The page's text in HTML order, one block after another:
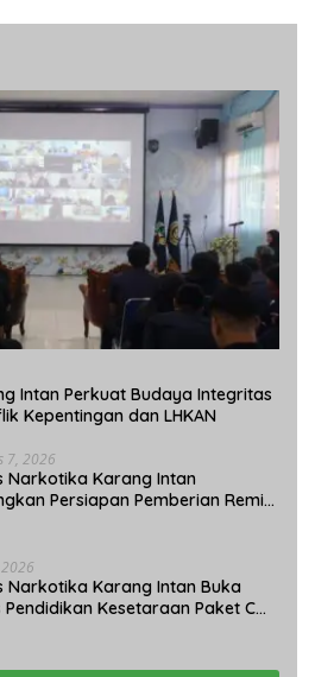
Intan Perkuat Budaya Integritas
Kepentingan dan LHKAN
7, 2026
Narkotika Karang Intan
Persiapan Pemberian Remisi
Narkotika Karang Intan Buka
Pendidikan Kesetaraan Paket C